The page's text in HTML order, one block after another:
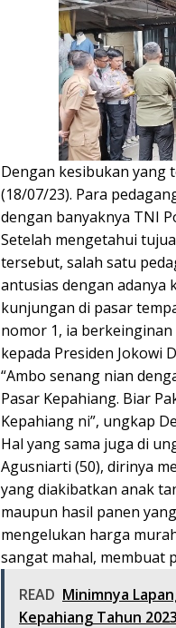
Dengan kesibukan yang
(18/07/23). Para
dengan banyaknya TNI
Setelah mengetahui
tersebut, salah satu
antusias dengan adanya
kunjungan di pasar
nomor 1, ia
kepada Presiden Jokowi
“Ambo senang nian
Pasar Kepahiang. Biar
Kepahiang ni”, ungkap
Hal yang sama juga di
Agusniarti (50), dirinya
yang diakibatkan anak
maupun hasil panen
mengelukan harga
sangat mahal, membuat
READ Minimnya
Kepahiang Tahun 2023